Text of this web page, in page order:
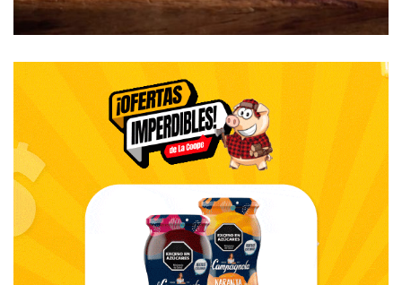
-Y menos mal que el conductor de la máquina no sufrió
tenido consecuencias peores.
-Sí, pibe, menos mal. Volviendo al principio de la charla: no
han sido las horas más felices del gobierno de Reyes y
esto lo demuestra algo mucho menos trascendente:
después de varios días sin una gota de agua de lluvia, el
viernes, media hora antes de los carnavales, con todo
montado para el show, comenzó a precipitar y se
suspendieron los festejos.